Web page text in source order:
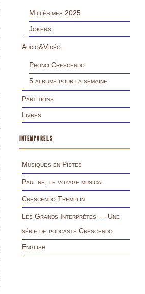
Millésimes 2025
Jokers
Audio&Vidéo
Phono.Crescendo
5 albums pour la semaine
Partitions
Livres
INTEMPORELS
Musiques en Pistes
Pauline, le voyage musical
Crescendo Tremplin
Les Grands Interprètes — Une
série de podcasts Crescendo
English